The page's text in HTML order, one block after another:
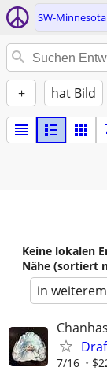
SW-Minnesota
+ hat Bild
Keine lokalen
Nähe (sortiert
in
7/16